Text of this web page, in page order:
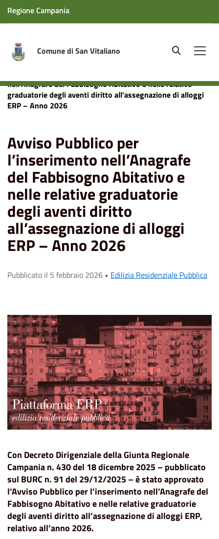
Regione Campania
Comune di San Vitaliano site.searc
nell’Anagrafe del Fabbisogno Abitativo e nelle relative
graduatorie degli aventi diritto all’assegnazione di alloggi
ERP – Anno 2026
Avviso Pubblico per
l’inserimento nell’Anagrafe
del Fabbisogno Abitativo e
nelle relative graduatorie
degli aventi diritto
all’assegnazione di alloggi
ERP – Anno 2026
Pubblicato il 5 febbraio 2026 • Edilizia Residenziale Pubblica
Con Decreto Dirigenziale della Giunta Regionale
Campania n. 430 del 18 dicembre 2025 – pubblicato
sul BURC n. 91 del 29/12/2025 – è stato approvato
l’Avviso Pubblico per l’inserimento nell’Anagrafe del
Fabbisogno Abitativo e nelle relative graduatorie
degli aventi diritto all’assegnazione di alloggi ERP,
relativo all’anno 2026.